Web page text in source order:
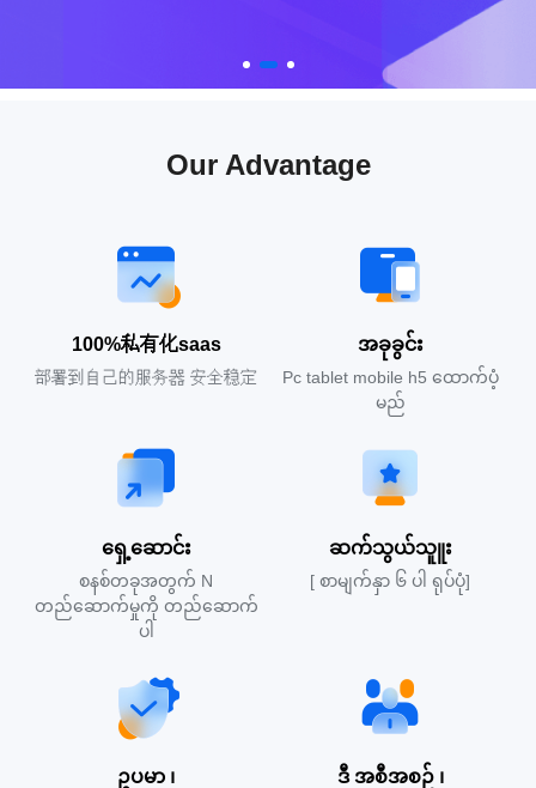
Our Advantage
100%私有化saas
部署到自己的服务器 安全稳定
အခုခွင်း
Pc tablet mobile h5 ထောက်ပံ့
မည်
ရှေ့ဆောင်း
စနစ်တခုအတွက် N
တည်ဆောက်မှုကို တည်ဆောက်
ပါ
ဆက်သွယ်သူူး
[ စာမျက်နှာ ၆ ပါ ရုပ်ပုံ]
ဥပမာ ၊ ဒီ အစီအစဉ် ၊